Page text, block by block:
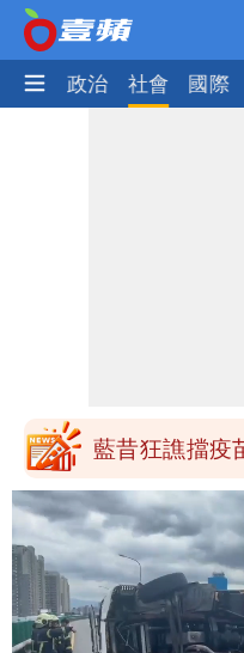
生活 政治 社會 國際
白海豚最快
明典曝後續變
97萬網紅「
怪」：不像被
藍昔狂譙擋
局」！網朝聖
川普出重手！
口 防北京滲
慈濟被騙10
勝：時間久看
白海豚路徑「